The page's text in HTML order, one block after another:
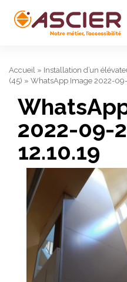
Accueil » Installation d’un
(45) » WhatsApp Image 2022-09-
2022-09-
12.10.19